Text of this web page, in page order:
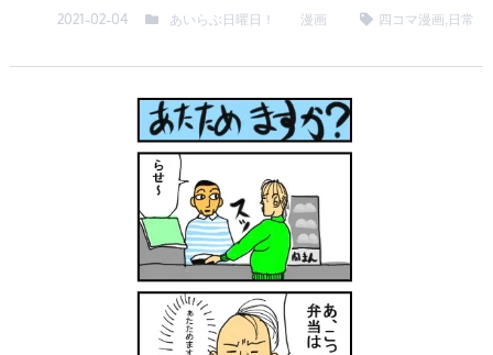
2021-02-04 あいらぶ日曜日！ 漫画 四コマ漫画 日常